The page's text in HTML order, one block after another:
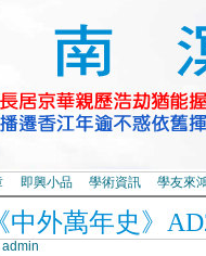
即興小品 學術資訊 學友來
《中外萬年史》
admin